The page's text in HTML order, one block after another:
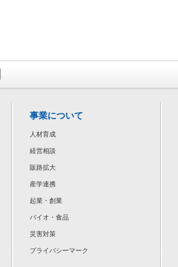
事業について
人材育成
経営相談
販路拡大
産学連携
起業・創業
バイオ・食品
災害対策
プライバシーマーク